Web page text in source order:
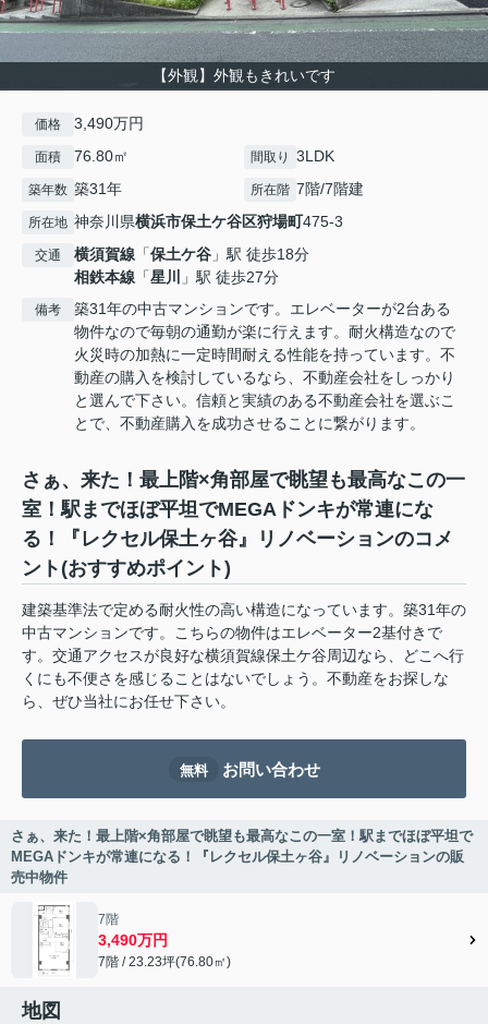
【外観】外観もきれいです
価格 3,490万円
面積 76.80㎡ 間取り 3LDK
築年数 築31年 所在階 7階/7階建
所在地 神奈川県横浜市保土ケ谷区狩場町475-3
交通 横須賀線 「保土ケ谷 」駅 徒歩18分
相鉄本線 「星川 」駅 徒歩27分
備考
築31年の中古マンションです。エレベーターが2台ある
物件なので毎朝の通勤が楽に行えます。耐火構造なので
火災時の加熱に一定時間耐える性能を持っています。不
動産の購入を検討しているなら、不動産会社をしっかり
と選んで下さい。信頼と実績のある不動産会社を選ぶこ
とで、不動産購入を成功させることに繋がります。
さぁ、来た！最上階×角部屋で眺望も最高なこの一
室！駅までほぼ平坦でMEGAドンキが常連にな
る！『レクセル保土ヶ谷』リノベーションのコメ
ント(おすすめポイント)
建築基準法で定める耐火性の高い構造になっています。築31年の
中古マンションです。こちらの物件はエレベーター2基付きで
す。交通アクセスが良好な横須賀線保土ケ谷周辺なら、どこへ行
くにも不便さを感じることはないでしょう。不動産をお探しな
ら、ぜひ当社にお任せ下さい。
無料 お問い合わせ
さぁ、来た！最上階×角部屋で眺望も最高なこの一室！駅までほぼ平坦で
MEGAドンキが常連になる！『レクセル保土ヶ谷』リノベーションの販
売中物件
7階
3,490万円
7階 / 23.23坪(76.80㎡)
地図